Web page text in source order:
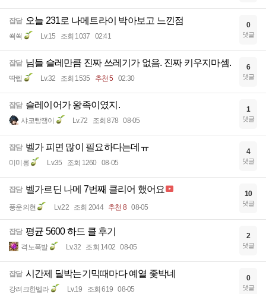
잡담 오늘 231로 나메트라이 박아보고 느낀점
쐭쐭 Lv.15 조회 1037 02:41
0
댓글
잡담 님들 슬레만큼 진짜 쓰레기가 없음. 진짜 키우지마셈.
딱렙 Lv.32 조회 1535 추천 5 02:30
6
댓글
잡담 슬레이어가 왕족이였지.
샤코빵쟁이 Lv.72 조회 878 08-05
1
댓글
잡담 벨가 피면 많이 필요하다는데ㅠ
미미롱 Lv.35 조회 1260 08-05
4
댓글
잡담 벨가르딘 나메 7번째 클리어 했어요
풍운의현 Lv.22 조회 2044 추천 8 08-05
10
댓글
잡담 평균 5600 하드 클 후기
격노폭발 Lv.32 조회 1402 08-05
2
댓글
잡담 시간제 딜박는기믹때마다 예열 좇박네
강려크한벨라 Lv.19 조회 619 08-05
0
댓글